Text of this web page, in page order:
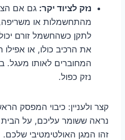
נזק לציוד יקר: גם אם
מהתחשמלות או משריפה,
לתקן כשהחשמל זורם
את הרכיב כולו, או אפילו
המחוברים לאותו מעגל.
נזק כפול.
קצר ולעניין: כיבוי המפסק
נראה ששומר עליכם, על
זהו המגן האולטימטיבי שלכם.